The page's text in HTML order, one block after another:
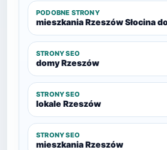
PODOBNE STRONY
mieszkania Rzeszów Słocina
STRONY SEO
domy Rzeszów
STRONY SEO
lokale Rzeszów
STRONY SEO
mieszkania Rzeszów